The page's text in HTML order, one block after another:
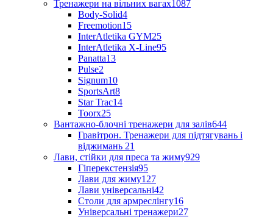
Тренажери на вільних вагах1087
Body-Solid4
Freemotion15
InterAtletika GYM25
InterAtletika X-Line95
Panatta13
Pulse2
Signum10
SportsArt8
Star Trac14
Toorx25
Вантажно-блочні тренажери для залів644
Гравітрон. Тренажери для підтягувань і
віджимань 21
Лави, стійки для преса та жиму929
Гіперекстензія95
Лави для жиму127
Лави універсальні42
Столи для армреслінгу16
Універсальні тренажери27